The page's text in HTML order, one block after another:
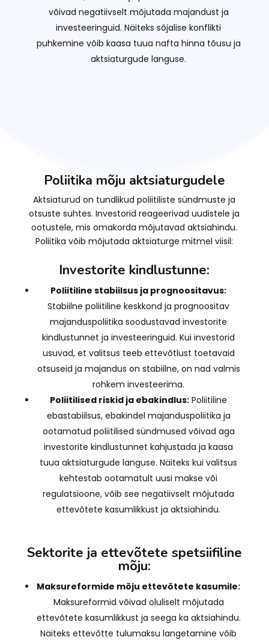
võivad negatiivselt mõjutada majandust ja
investeeringuid. Näiteks sõjalise konflikti
puhkemine võib kaasa tuua nafta hinna tõusu ja
aktsiaturgude languse.
Poliitika mõju aktsiaturgudele
Aktsiaturud on tundlikud poliitiliste sündmuste ja
otsuste suhtes. Investorid reageerivad uudistele ja
ootustele, mis omakorda mõjutavad aktsiahindu.
Poliitika võib mõjutada aktsiaturge mitmel viisil:
Investorite kindlustunne:
Poliitiline stabiilsus ja prognoositavus:
Stabiilne poliitiline keskkond ja prognoositav
majanduspoliitika soodustavad investorite
kindlustunnet ja investeeringuid. Kui investorid
usuvad, et valitsus teeb ettevõtlust toetavaid
otsuseid ja majandus on stabiilne, on nad valmis
rohkem investeerima.
Poliitilised riskid ja ebakindlus: Poliitiline
ebastabiilsus, ebakindel majanduspoliitika ja
ootamatud poliitilised sündmused võivad aga
investorite kindlustunnet kahjustada ja kaasa
tuua aktsiaturgude languse. Näiteks kui valitsus
kehtestab ootamatult uusi makse või
regulatsioone, võib see negatiivselt mõjutada
ettevõtete kasumlikkust ja aktsiahindu.
Sektorite ja ettevõtete spetsiifiline
mõju:
Maksureformide mõju ettevõtete kasumile:
Maksureformid võivad oluliselt mõjutada
ettevõtete kasumlikkust ja seega ka aktsiahindu.
Näiteks ettevõtte tulumaksu langetamine võib